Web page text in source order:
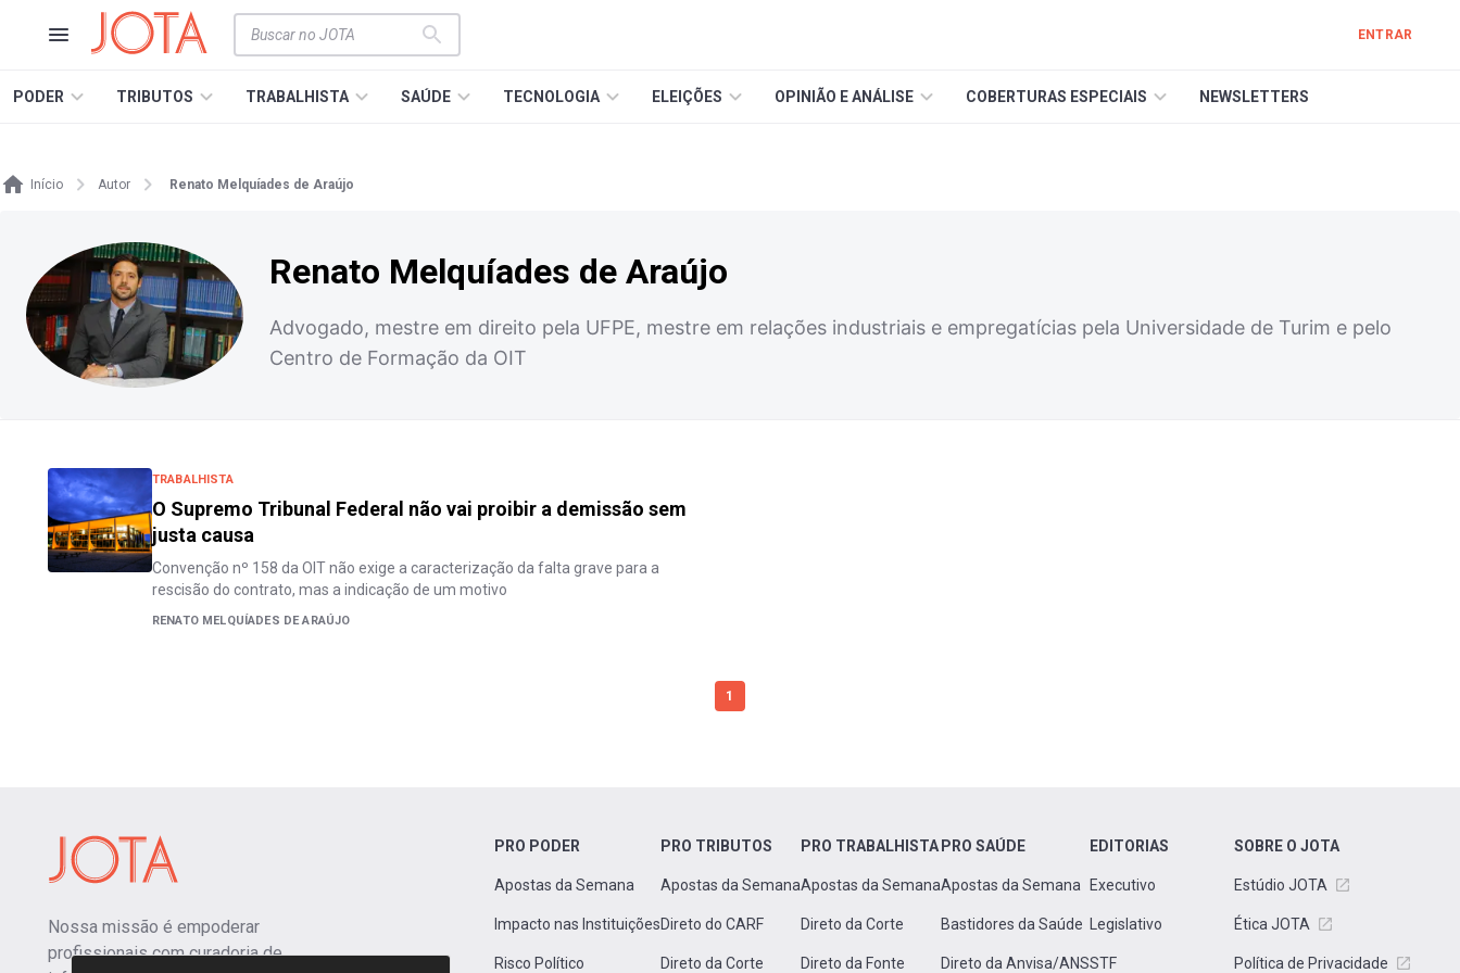
ENTRAR
PODER TRIBUTOS TRABALHISTA SAÚDE TECNOLOGIA ELEIÇÕES OPINIÃO E ANÁLISE COBERTURAS ESPECIAIS NEWSLETTERS
Início Autor Renato Melquíades de Araújo
Renato Melquíades de Araújo
Advogado, mestre em direito pela UFPE, mestre em relações industriais e empregatícias pela Universidade de Turim e pelo
Centro de Formação da OIT
TRABALHISTA
O Supremo Tribunal Federal não vai proibir a demissão sem
justa causa
Convenção nº 158 da OIT não exige a caracterização da falta grave para a
rescisão do contrato, mas a indicação de um motivo
RENATO MELQUÍADES DE ARAÚJO
1
Nossa missão é empoderar
profissionais com curadoria de
PRO PODER
Apostas da Semana
Impacto nas Instituições
Risco Político
PRO TRIBUTOS
Apostas da Semana
Direto do CARF
Direto da Corte
PRO TRABALHISTA
Apostas da Semana
Direto da Corte
Direto da Fonte
PRO SAÚDE
Apostas da Semana
Bastidores da Saúde
Direto da Anvisa/ANS
EDITORIAS
Executivo
Legislativo
STF
SOBRE O JOTA
Estúdio JOTA
Ética JOTA
Política de Privacidade